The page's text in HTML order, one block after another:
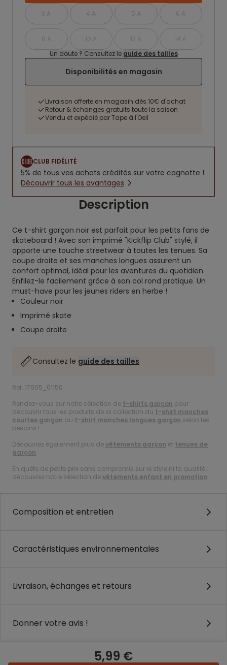
3 A 4 A 5 A 6 A
8 A 10 A 12 A
14 A
Un doute ? Consultez le guide des tailles
Disponibilités en magasin
Livraison offerte en magasin dès 10€ d'achat
Retour & échanges gratuits toute la saison
Vendu et expédié par Tape à l'Oeil
CLUB FIDÉLITÉ
5% de tous vos achats crédités sur votre cagnotte !
Découvrir tous les avantages
Description
Ce t-shirt garçon noir est parfait pour les petits fans de
skateboard ! Avec son imprimé "Kickflip Club" stylé, il
apporte une touche streetwear à toutes les tenues. Sa
coupe droite et ses manches longues assurent un
confort optimal, idéal pour les aventures du quotidien.
Enfilez-le facilement grâce à son col rond pratique. Un
must-have pour les jeunes riders en herbe !
Couleur noir
Imprimé skate
Coupe droite
Consultez le guide des tailles
Ref. 17905_01150
Rendez-vous sur notre sélection de t-shirts garçon pour
découvrir tous les produits de la collection du t-shirt manches
courtes garçon au t-shirt manches longues garçon selon les
besoins !
Découvrez également plus devêtements garçon et tenues de
garçon.
En quête de petits prix sans compromis sur le style ni la qualité :
découvrez notre sélection devêtements enfant en promotion.
Composition et entretien
Caractéristiques environnementales
Livraison, échanges et retours
Donner votre avis !
5,99 €